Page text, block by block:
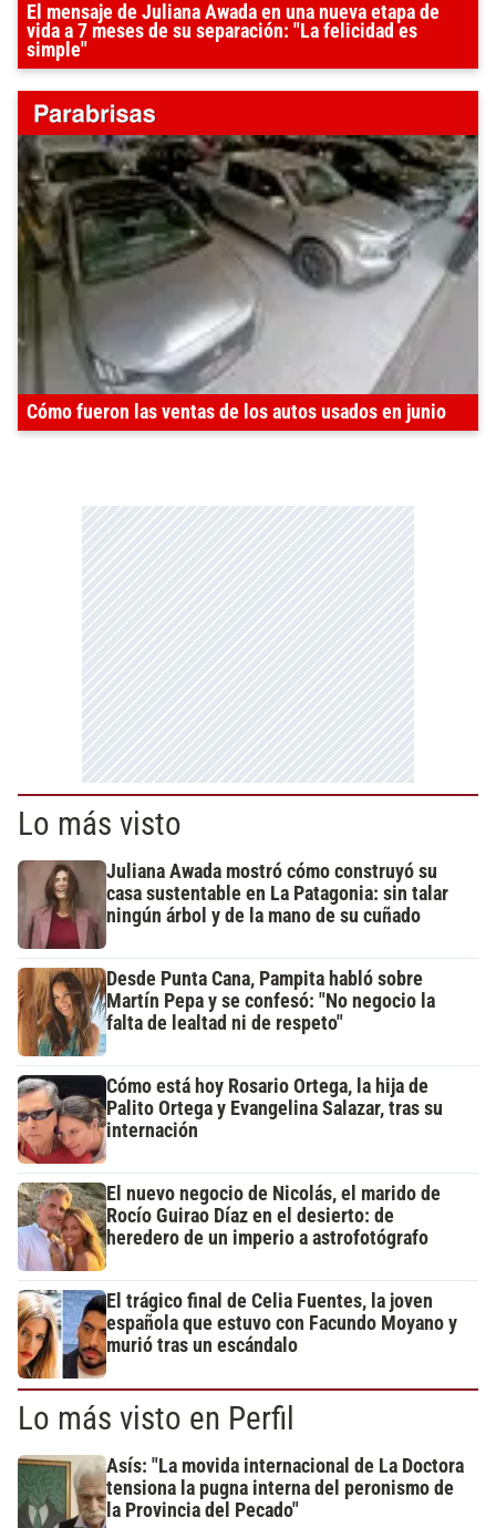
El mensaje de Juliana Awada en una nueva etapa de
vida a 7 meses de su separación: "La felicidad es
simple"
Cómo fueron las ventas de los autos usados en junio
Lo más visto
Juliana Awada mostró cómo construyó su
casa sustentable en La Patagonia: sin talar
ningún árbol y de la mano de su cuñado
Desde Punta Cana, Pampita habló sobre
Martín Pepa y se confesó: "No negocio la
falta de lealtad ni de respeto"
Cómo está hoy Rosario Ortega, la hija de
Palito Ortega y Evangelina Salazar, tras su
internación
El nuevo negocio de Nicolás, el marido de
Rocío Guirao Díaz en el desierto: de
heredero de un imperio a astrofotógrafo
El trágico final de Celia Fuentes, la joven
española que estuvo con Facundo Moyano y
murió tras un escándalo
Lo más visto en Perfil
Asís: "La movida internacional de La Doctora
tensiona la pugna interna del peronismo de
la Provincia del Pecado"